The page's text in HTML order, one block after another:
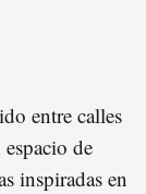
entre calles
de
inspiradas en